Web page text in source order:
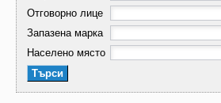
Отговорно лице
Запазена марка
Населено място